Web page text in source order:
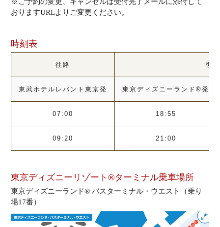
おりますURLよりご変更ください。
時刻表
往路 復
東武ホテルレバント東京発 東京ディズニーランド®発
07:00 18:55
09:20 21:00
東京ディズニーリゾート®ターミナル乗車場所
東京ディズニーランド® バスターミナル・ウエスト（乗り
場17番）